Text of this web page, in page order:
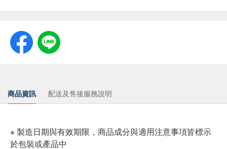
商品資訊 配送及售後服務說明
※ 製造日期與有效期限，商品成分與適用注意事項皆標示
於包裝或產品中